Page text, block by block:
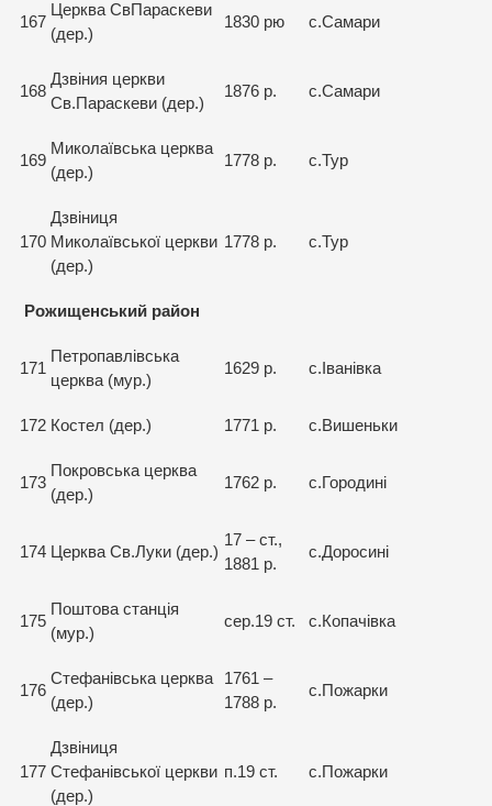
167
Церква СвПараскеви
(дер.)
1830 рю с.Самари
168
Дзвіния церкви
Св.Параскеви (дер.)
1876 р. с.Самари
169
Миколаївська церква
(дер.)
1778 р. с.Тур
170
Дзвіниця
Миколаївської церкви
(дер.)
1778 р. с.Тур
Рожищенський район
171
Петропавлівська
церква (мур.)
1629 р. с.Іванівка
172 Костел (дер.) 1771 р. с.Вишеньки
173
Покровська церква
(дер.)
1762 р. с.Городині
174 Церква Св.Луки (дер.)
17 – ст.,
1881 р.
с.Доросині
175
Поштова станція
(мур.)
сер.19 ст. с.Копачівка
176
Стефанівська церква
(дер.)
1761 –
1788 р.
с.Пожарки
177
Дзвіниця
Стефанівської церкви
(дер.)
п.19 ст. с.Пожарки